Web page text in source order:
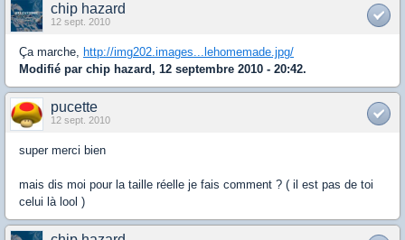
chip hazard
12 sept. 2010
Ça marche, http://img202.images...lehomemade.jpg/
Modifié par chip hazard, 12 septembre 2010 - 20:42.
pucette
12 sept. 2010
super merci bien
mais dis moi pour la taille réelle je fais comment ? ( il est pas de toi
celui là lool )